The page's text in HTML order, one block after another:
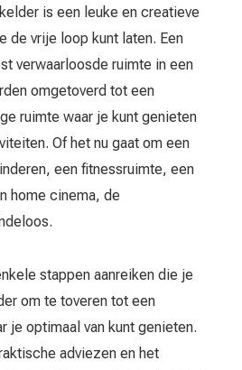
is een leuke en creatieve
de vrije loop kunt laten. Een
verwaarloosde ruimte in een
omgetoverd tot een
ruimte waar je kunt genieten
Of het nu gaat om een
een fitnessruimte, een
home cinema, de
stappen aanreiken die je
om te toveren tot een
je optimaal van kunt genieten.
adviezen en het